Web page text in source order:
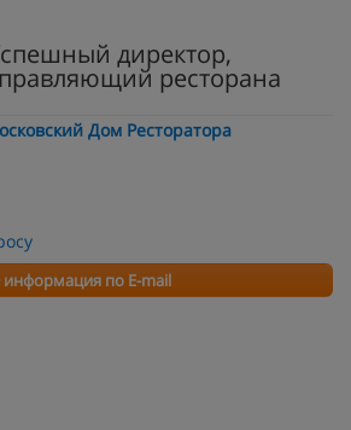
директор,
ресторана
Дом Ресторатора
информация по E-mail